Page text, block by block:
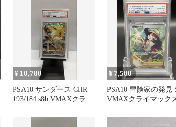
¥ 10,780
PSA10 サンダース CHR
193/184 s8b VMAXクライ
¥ 7,500
PSA10 冒険家の発見
VMAXクライマック